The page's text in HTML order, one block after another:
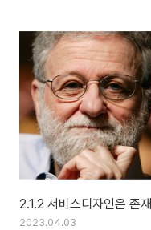
2.1.2 서비스디자인은 존
2023.04.03